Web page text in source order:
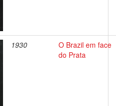
1930
O Brazil em face
do Prata